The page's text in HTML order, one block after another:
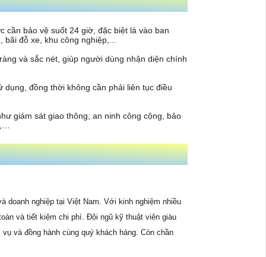
cần bảo vệ suốt 24 giờ, đặc biệt là vào ban
đỗ xe, khu công nghiệp,...
và sắc nét, giúp người dùng nhận diện chính
đồng thời không cần phải liên tục điều
giám sát giao thông, an ninh công cộng, bảo
doanh nghiệp tại Việt Nam. Với kinh nghiệm nhiều
và tiết kiệm chi phí. Đội ngũ kỹ thuật viên giàu
và đồng hành cùng quý khách hàng. Còn chần